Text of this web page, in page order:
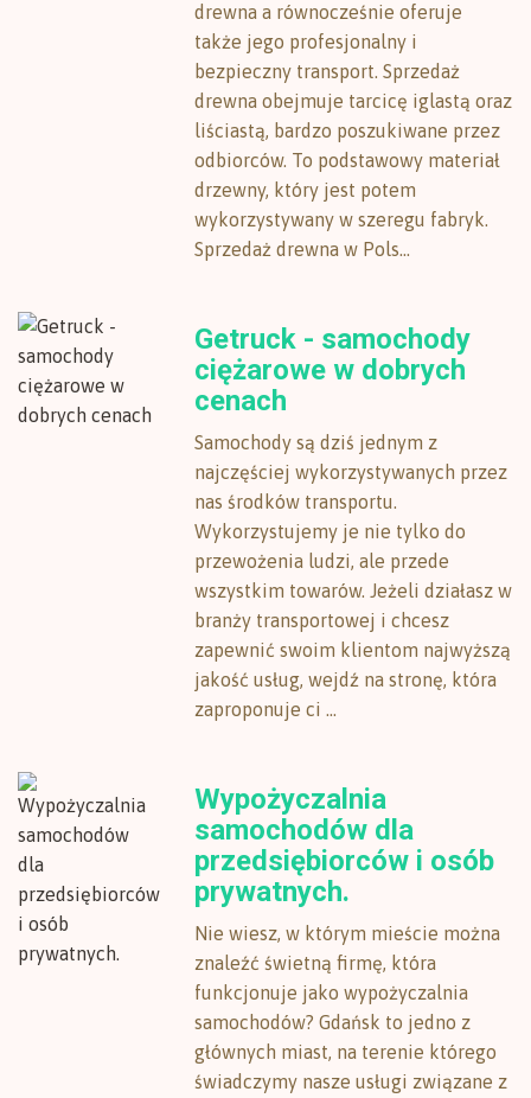
drewna a równocześnie oferuje
także jego profesjonalny i
bezpieczny transport. Sprzedaż
drewna obejmuje tarcicę iglastą oraz
liściastą, bardzo poszukiwane przez
odbiorców. To podstawowy materiał
drzewny, który jest potem
wykorzystywany w szeregu fabryk.
Sprzedaż drewna w Pols...
Getruck - samochody
ciężarowe w dobrych
cenach
Samochody są dziś jednym z
najczęściej wykorzystywanych przez
nas środków transportu.
Wykorzystujemy je nie tylko do
przewożenia ludzi, ale przede
wszystkim towarów. Jeżeli działasz w
branży transportowej i chcesz
zapewnić swoim klientom najwyższą
jakość usług, wejdź na stronę, która
zaproponuje ci ...
Wypożyczalnia
samochodów dla
przedsiębiorców i osób
prywatnych.
Nie wiesz, w którym mieście można
znaleźć świetną firmę, która
funkcjonuje jako wypożyczalnia
samochodów? Gdańsk to jedno z
głównych miast, na terenie którego
świadczymy nasze usługi związane z